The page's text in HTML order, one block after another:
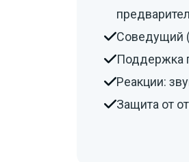
Соведущий
Поддержка
Реакции:
Защита от